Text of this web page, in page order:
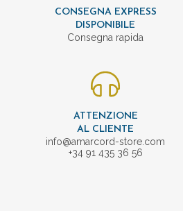
CONSEGNA EXPRESS
DISPONIBILE
Consegna rapida
ATTENZIONE
AL CLIENTE
info@amarcord-store.com
+34 91 435 36 56